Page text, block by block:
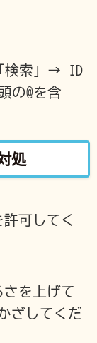
検索」→ ID
の@を含
処
可してく
を上げて
ざしてくだ